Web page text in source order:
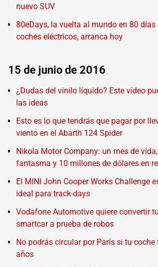
nuevo SUV
80eDays, la vuelta al mundo en 80 días
coches eléctricos, arranca hoy
15 de junio de 2016
¿Dudas del vinilo líquido? Este vídeo
las ideas
Esto es lo que tendrás que pagar por
viento en el Abarth 124 Spider
Nikola Motor Company: un mes de
fantasma y 10 millones de dólares en
El MINI John Cooper Works Challenge
ideal para track-days
Vodafone Automotive quiere convertir
smartcar a prueba de robos
No podrás circular por París si tu coche
años